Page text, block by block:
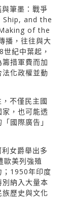
筆墨：戰爭
Ship, and the
of the
播，往往與大
紀中葉起，
措軍費而加
化政權並動
不僅民主國
，也可能透
國際廣告」
女爵舉出多
歐美列強殖
；1950年印度
納入大量本
歷史與文化